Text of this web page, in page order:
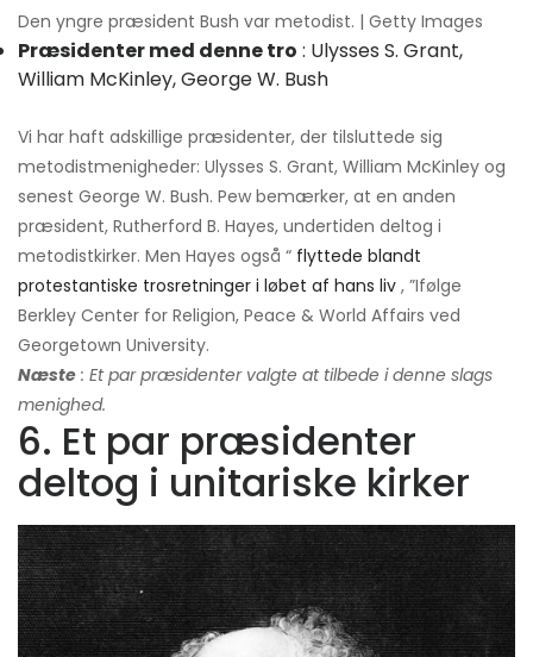
Den yngre præsident Bush var metodist. | Getty Images
Præsidenter med denne tro : Ulysses S. Grant,
William McKinley, George W. Bush
Vi har haft adskillige præsidenter, der tilsluttede sig
metodistmenigheder: Ulysses S. Grant, William McKinley og
senest George W. Bush. Pew bemærker, at en anden
præsident, Rutherford B. Hayes, undertiden deltog i
metodistkirker. Men Hayes også “ flyttede blandt
protestantiske trosretninger i løbet af hans liv , ”Ifølge
Berkley Center for Religion, Peace & World Affairs ved
Georgetown University.
Næste : Et par præsidenter valgte at tilbede i denne slags
menighed.
6. Et par præsidenter
deltog i unitariske kirker